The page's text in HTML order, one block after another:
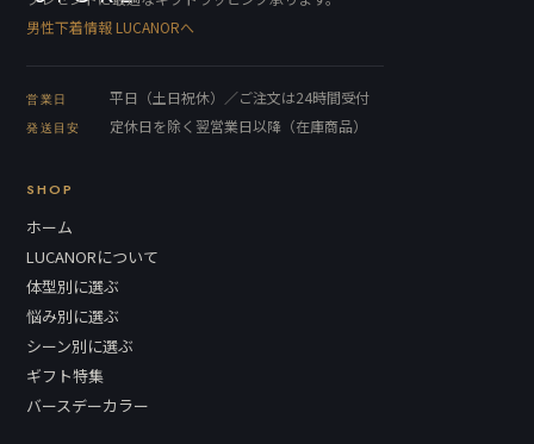
男性下着情報 LUCANORへ
営業日 平日（土日祝休）／ご注文は24時間受付
発送目安 定休日を除く翌営業日以降（在庫商品）
SHOP
ホーム
LUCANORについて
体型別に選ぶ
悩み別に選ぶ
シーン別に選ぶ
ギフト特集
バースデーカラー